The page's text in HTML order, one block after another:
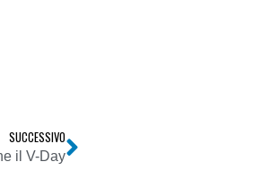
SUCCESSIVO
il V-Day